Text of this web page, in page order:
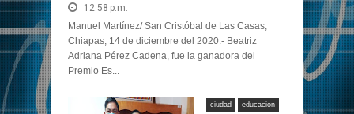
12:58 p.m.
Manuel Martínez/ San Cristóbal de Las Casas,
Chiapas; 14 de diciembre del 2020.- Beatriz
Adriana Pérez Cadena, fue la ganadora del
Premio Es...
ciudad educacion